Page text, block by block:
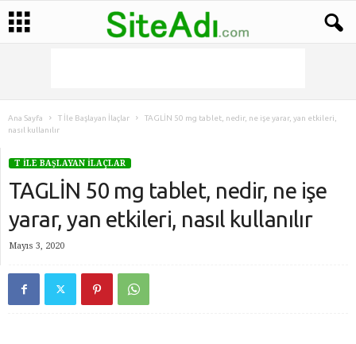
Ana Sayfa T İle Başlayan İlaçlar
TAGLİN 50 mg tablet, nedir, ne işe yarar, yan etkileri,
nasıl kullanılır
T İLE BAŞLAYAN İLAÇLAR
TAGLİN 50 mg tablet, nedir, ne işe
yarar, yan etkileri, nasıl kullanılır
Mayıs 3, 2020